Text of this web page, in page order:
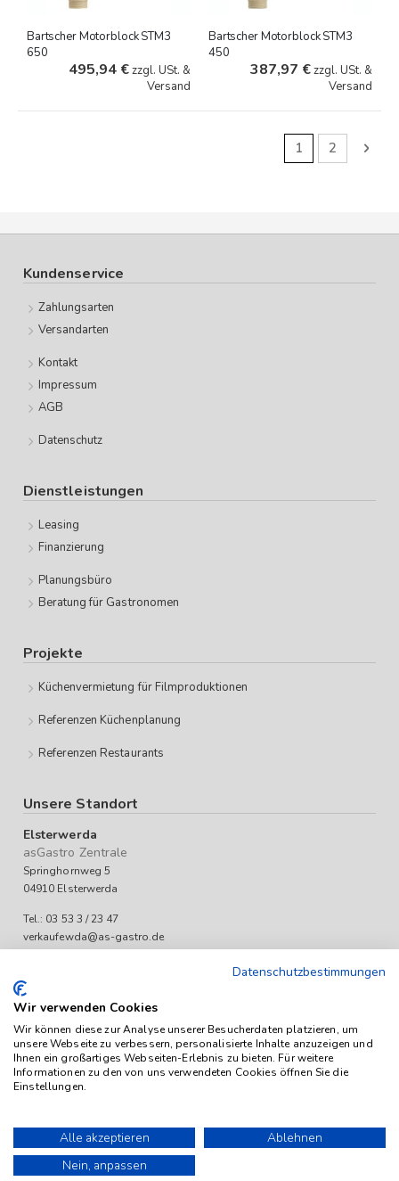
Bartscher Motorblock STM3
650
495,94 €zzgl. USt. &
Versand
Bartscher Motorblock STM3
450
387,97 €zzgl. USt. &
Versand
SeiteSie lesen
1 Seite
2
Kundenservice
Zahlungsarten
Versandarten
Kontakt
Impressum
AGB
Datenschutz
Dienstleistungen
Leasing
Finanzierung
Planungsbüro
Beratung für Gastronomen
Projekte
Küchenvermietung für Filmproduktionen
Referenzen Küchenplanung
Referenzen Restaurants
Unsere Standort
Elsterwerda
asGastro Zentrale
Springhornweg 5
04910 Elsterwerda
Tel.: 03 53 3 / 23 47
verkaufewda@as-gastro.de
Mo-Fr 09:00 bis 17:00 Uhr
Das Angebot von as-Gastro richtet sich ausschließlich an
und verstehen sich netto zzgl. geltender gesetzl. USt.
Datenschutzbestimmungen
Wir verwenden Cookies
Wir können diese zur Analyse unserer Besucherdaten platzieren, um
unsere Webseite zu verbessern, personalisierte Inhalte anzuzeigen und
Ihnen ein großartiges Webseiten-Erlebnis zu bieten. Für weitere
Informationen zu den von uns verwendeten Cookies öffnen Sie die
Einstellungen.
Alle akzeptieren
Ablehnen
Nein, anpassen